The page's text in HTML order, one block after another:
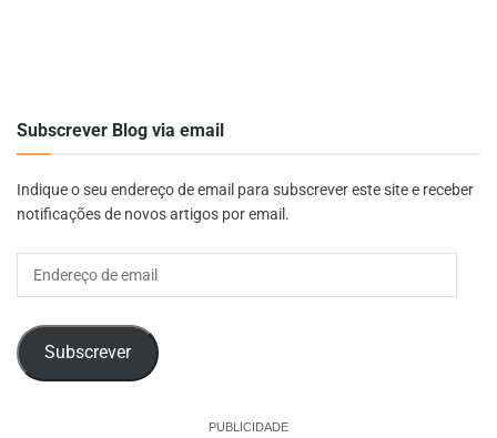
Subscrever Blog via email
Indique o seu endereço de email para subscrever este site e receber
notificações de novos artigos por email.
Subscrever
PUBLICIDADE